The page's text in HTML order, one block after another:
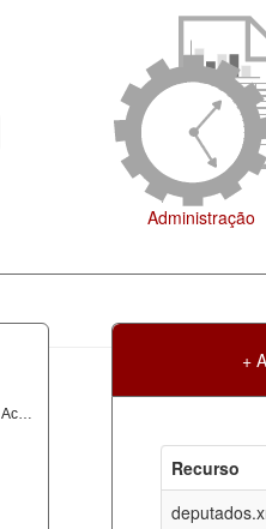
Ac…
+
Recurso